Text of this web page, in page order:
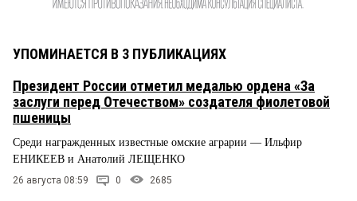
УПОМИНАЕТСЯ В 3 ПУБЛИКАЦИЯХ
Президент России отметил медалью ордена «За
заслуги перед Отечеством» создателя фиолетовой
пшеницы
Среди награжденных известные омские аграрии — Ильфир
ЕНИКЕЕВ и Анатолий ЛЕЩЕНКО
26 августа 08:59 0 2685